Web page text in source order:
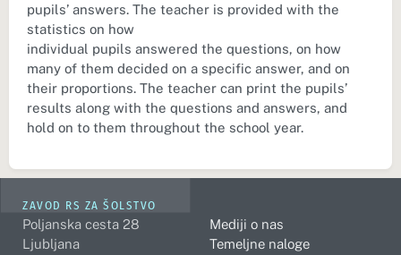
pupils’ answers. The teacher is provided with the
statistics on how
individual pupils answered the questions, on how
many of them decided on a specific answer, and on
their proportions. The teacher can print the pupils’
results along with the questions and answers, and
hold on to them throughout the school year.
ZAVOD RS ZA ŠOLSTVO
Poljanska cesta 28
Ljubljana
Mediji o nas
Temeljne naloge